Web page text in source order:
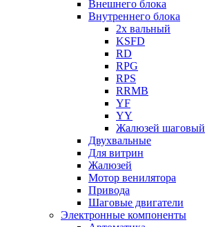
Внешнего блока
Внутреннего блока
2х вальный
KSFD
RD
RPG
RPS
RRMB
YF
YY
Жалюзей шаговый
Двухвальные
Для витрин
Жалюзей
Мотор венилятора
Привода
Шаговые двигатели
Электронные компоненты